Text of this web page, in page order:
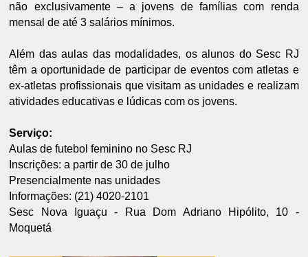
não exclusivamente – a jovens de famílias com renda
mensal de até 3 salários mínimos.
Além das aulas das modalidades, os alunos do Sesc RJ
têm a oportunidade de participar de eventos com atletas e
ex-atletas profissionais que visitam as unidades e realizam
atividades educativas e lúdicas com os jovens.
Serviço:
Aulas de futebol feminino no Sesc RJ
Inscrições: a partir de 30 de julho
Presencialmente nas unidades
Informações: (21) 4020-2101
Sesc Nova Iguaçu - Rua Dom Adriano Hipólito, 10 -
Moquetá